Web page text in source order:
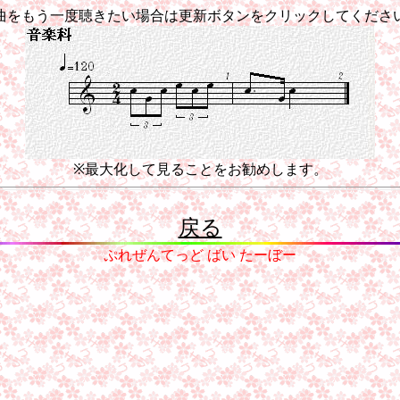
もう一度聴きたい場合は更新ボタンをクリックしてくださ
※最大化して見ることをお勧めします。
戻る
ぷれぜんてっど ばい たーぼー